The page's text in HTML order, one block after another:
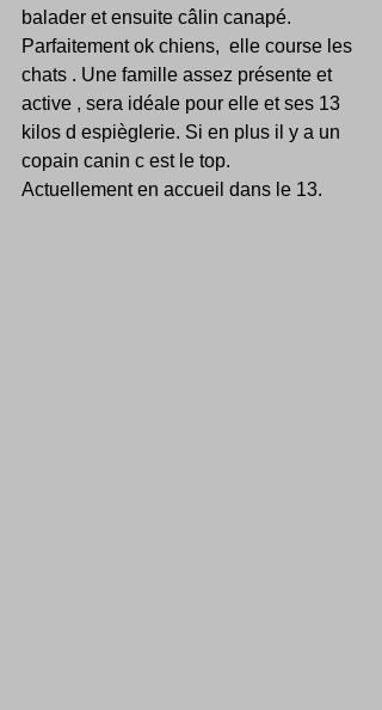
balader et ensuite câlin canapé.
Parfaitement ok chiens,  elle course les
chats . Une famille assez présente et
active , sera idéale pour elle et ses 13
kilos d espièglerie. Si en plus il y a un
copain canin c est le top.
Actuellement en accueil dans le 13.